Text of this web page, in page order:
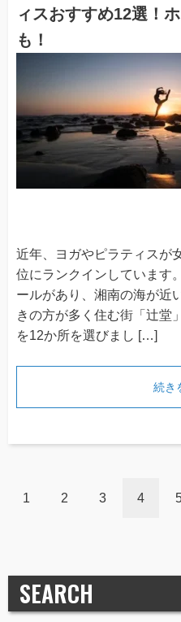
ィスおすすめ12選！
も！
近年、ヨガやピラティスが
位にランクインしています
ールがあり、湘南の海が近
きの方が多く住む街「辻堂
を12か所を選びまし […]
続き
1 2 3 4
SEARCH